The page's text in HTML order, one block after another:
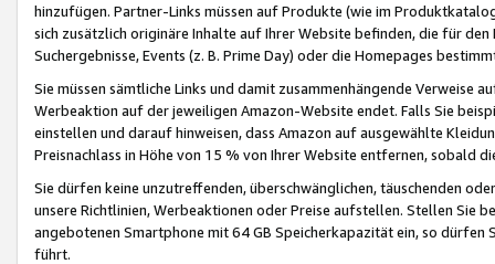
hinzufügen. Partner-Links müssen auf Produkte (wie im
sich zusätzlich originäre Inhalte auf Ihrer Website befinden, die für
Suchergebnisse, Events (z. B. Prime Day) oder die Homepages
Sie müssen sämtliche Links und damit zusammenhängende
Werbeaktion auf der jeweiligen Amazon-Website endet. Falls Sie
einstellen und darauf hinweisen, dass Amazon auf ausgewählte
Preisnachlass in Höhe von 15 % von Ihrer Website entfernen, sobald
Sie dürfen keine unzutreffenden, überschwänglichen, täuschenden
unsere Richtlinien, Werbeaktionen oder Preise aufstellen. Stellen Sie
angebotenen Smartphone mit 64 GB Speicherkapazität ein, so dürfen
führt.